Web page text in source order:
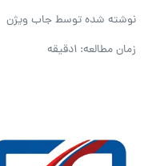
نوشته شده توسطجاب ویژن
زمان مطالعه: 1دقیقه